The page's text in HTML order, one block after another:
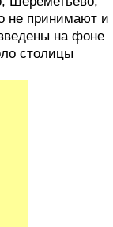
не принимают и
на фоне
столицы